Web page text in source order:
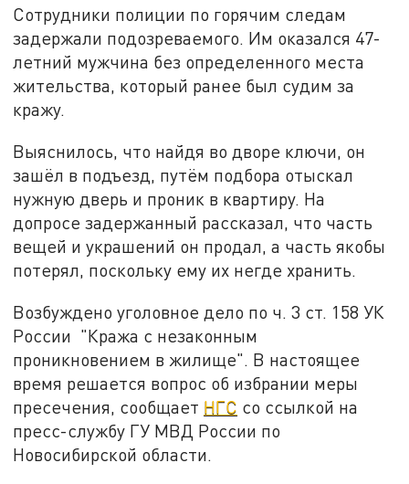
Сотрудники полиции по горячим следам
задержали подозреваемого. Им оказался 47-
летний мужчина без определенного места
жительства, который ранее был судим за
кражу.
Выяснилось, что найдя во дворе ключи, он
зашёл в подъезд, путём подбора отыскал
нужную дверь и проник в квартиру. На
допросе задержанный рассказал, что часть
вещей и украшений он продал, а часть якобы
потерял, поскольку ему их негде хранить.
Возбуждено уголовное дело по ч. 3 ст. 158 УК
России "Кража с незаконным
проникновением в жилище". В настоящее
время решается вопрос об избрании меры
пресечения, сообщает НГС со ссылкой на
пресс-службу ГУ МВД России по
Новосибирской области.